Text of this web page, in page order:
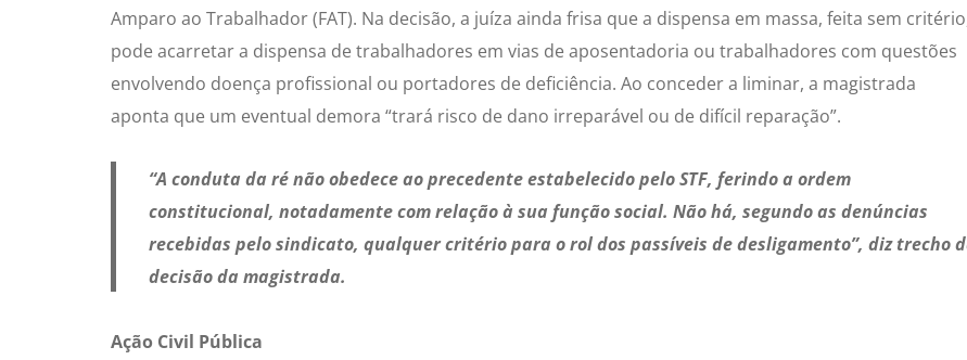
Amparo ao Trabalhador (FAT). Na decisão, a juíza ainda frisa que a dispensa em massa, feita sem
pode acarretar a dispensa de trabalhadores em vias de aposentadoria ou trabalhadores com questões
envolvendo doença profissional ou portadores de deficiência. Ao conceder a liminar, a magistrada
aponta que um eventual demora “trará risco de dano irreparável ou de difícil reparação”.
“A conduta da ré não obedece ao precedente estabelecido pelo STF, ferindo a ordem
constitucional, notadamente com relação à sua função social. Não há, segundo as denúncias
recebidas pelo sindicato, qualquer critério para o rol dos passíveis de desligamento”, diz trecho
decisão da magistrada.
Ação Civil Pública